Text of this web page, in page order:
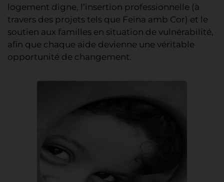
logement digne, l’insertion professionnelle (à
travers des projets tels que Feina amb Cor) et le
soutien aux familles en situation de vulnérabilité,
afin que chaque aide devienne une véritable
opportunité de changement.